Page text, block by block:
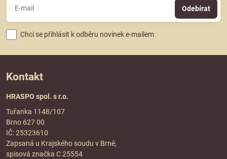
Odebírat
Chci se přihlásit k odběru novinek e-mailem
Kontakt
HRASPO spol. s r.o.
Tuřanka 1148/107
Brno 627 00
IČ: 25323610
Zapsaná u Krajského soudu v Brně,
spisová značka C 25554